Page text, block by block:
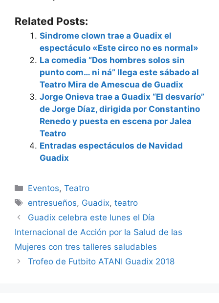
Related Posts:
Sindrome clown trae a Guadix el
espectáculo «Este circo no es normal»
La comedia “Dos hombres solos sin
punto com… ni ná” llega este sábado al
Teatro Mira de Amescua de Guadix
Jorge Onieva trae a Guadix “El desvarío”
de Jorge Díaz, dirigida por Constantino
Renedo y puesta en escena por Jalea
Teatro
Entradas espectáculos de Navidad
Guadix
Categorías
Eventos,Teatro
Etiquetas
entresueños, Guadix,teatro
Guadix celebra este lunes el Día
Internacional de Acción por la Salud de las
Mujeres con tres talleres saludables
Trofeo de Futbito ATANI Guadix 2018